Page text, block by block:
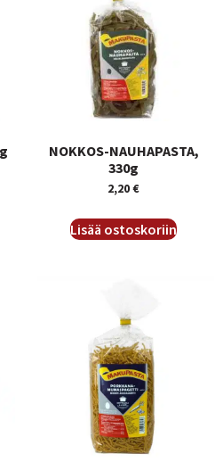
NOKKOS-NAUHAPASTA,
330g
2,20€
Lisää ostoskoriin